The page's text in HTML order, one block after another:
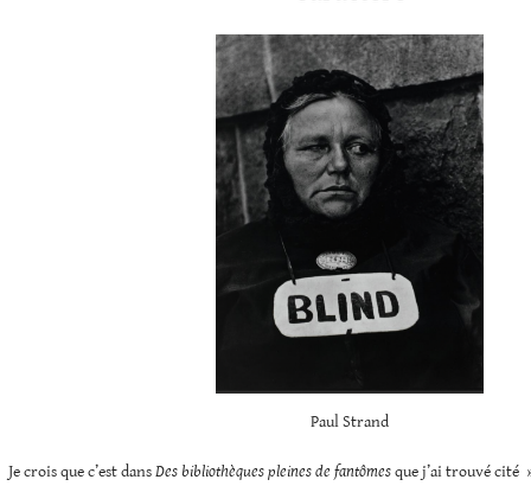
Paul Strand
Je crois que c’est dansDes bibliothèques pleines de fantômesque j’ai trouvé cité